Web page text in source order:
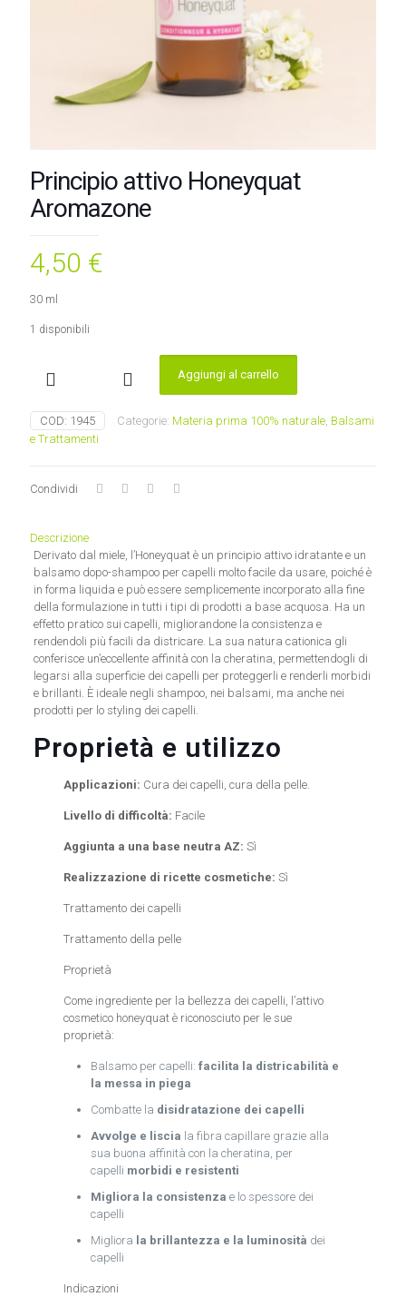
Principio attivo Honeyquat
Aromazone
4,50 €
30 ml
1 disponibili
Principio
Honeyquat
Aromazone
Aggiungi al carrello
COD: 1945 Categorie: Materia prima 100% naturale, Balsami
e Trattamenti
Condividi
Descrizione
Derivato dal miele, l’Honeyquat è un principio attivo idratante e un
balsamo dopo-shampoo per capelli molto facile da usare, poiché è
in forma liquida e può essere semplicemente incorporato alla fine
della formulazione in tutti i tipi di prodotti a base acquosa. Ha un
effetto pratico sui capelli, migliorandone la consistenza e
rendendoli più facili da districare. La sua natura cationica gli
conferisce un’eccellente affinità con la cheratina, permettendogli di
legarsi alla superficie dei capelli per proteggerli e renderli morbidi
e brillanti. È ideale negli shampoo, nei balsami, ma anche nei
prodotti per lo styling dei capelli.
Proprietà e utilizzo
Applicazioni: Cura dei capelli, cura della pelle.
Livello di difficoltà: Facile
Aggiunta a una base neutra AZ: Sì
Realizzazione di ricette cosmetiche: Sì
Trattamento dei capelli
Trattamento della pelle
Proprietà
Come ingrediente per la bellezza dei capelli, l’attivo
cosmetico honeyquat è riconosciuto per le sue
proprietà:
Balsamo per capelli: facilita la districabilità e
la messa in piega
Combatte la disidratazione dei capelli
Avvolge e liscia la fibra capillare grazie alla
sua buona affinità con la cheratina, per
capelli morbidi e resistenti
Migliora la consistenza e lo spessore dei
capelli
Migliora la brillantezza e la luminosità dei
capelli
Indicazioni